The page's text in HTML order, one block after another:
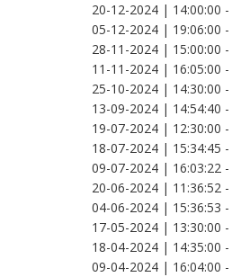
20-12-2024 | 14:00:00 -
05-12-2024 | 19:06:00 -
28-11-2024 | 15:00:00 -
11-11-2024 | 16:05:00 -
25-10-2024 | 14:30:00 -
13-09-2024 | 14:54:40 -
19-07-2024 | 12:30:00 -
18-07-2024 | 15:34:45 -
09-07-2024 | 16:03:22 -
20-06-2024 | 11:36:52 -
04-06-2024 | 15:36:53 -
17-05-2024 | 13:30:00 -
18-04-2024 | 14:35:00 -
09-04-2024 | 16:04:00 -